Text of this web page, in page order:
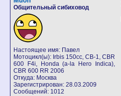
Общительный сибиховод
Настоящее имя: Павел
Мотоцикл(ы): Irbis 150cc, СВ-1, CBR
600 F4i, Honda (a-la Hero Indica),
CBR 600 RR 2006
Откуда: Москва
Зарегистрирован: 28.03.2009
Сообщений: 1012